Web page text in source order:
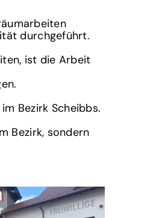
durchgeführt.
ist die Arbeit
Bezirk Scheibbs.
Bezirk, sondern